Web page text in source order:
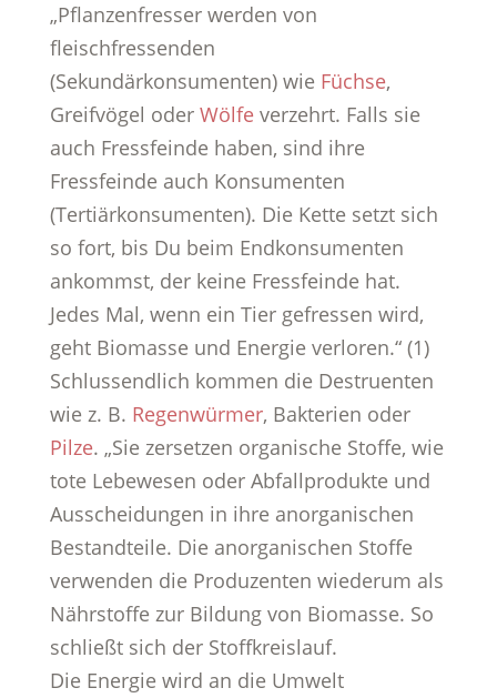
„Pflanzenfresser werden von
fleischfressenden
(Sekundärkonsumenten) wie Füchse,
Greifvögel oder Wölfeverzehrt. Falls sie
auch Fressfeinde haben, sind ihre
Fressfeinde auch Konsumenten
(Tertiärkonsumenten). Die Kette setzt sich
so fort, bis Du beim Endkonsumenten
ankommst, der keine Fressfeinde hat.
Jedes Mal, wenn ein Tier gefressen wird,
geht Biomasse und Energie verloren.“ (1)
Schlussendlich kommen die Destruenten
wie z. B. Regenwürmer, Bakterien oder
Pilze. „Sie zersetzen organische Stoffe, wie
tote Lebewesen oder Abfallprodukte und
Ausscheidungen in ihre anorganischen
Bestandteile. Die anorganischen Stoffe
verwenden die Produzenten wiederum als
Nährstoffe zur Bildung von Biomasse. So
schließt sich der Stoffkreislauf.
Die Energie wird an die Umwelt